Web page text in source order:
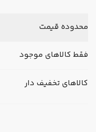
محدوده قیمت
فقط کالاهای موجود
کالاهای تخفیف دار